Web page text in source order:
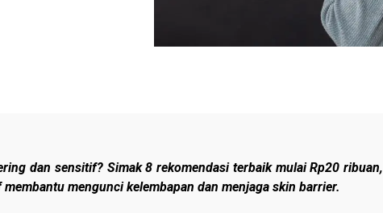
dan sensitif? Simak 8 rekomendasi terbaik mulai Rp20 ribuan,
mengunci kelembapan dan menjaga skin barrier.